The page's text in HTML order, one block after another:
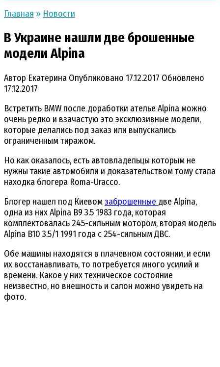
Главная » Новости
В Украине нашли две брошенные
модели Alpina
Автор Екатерина Опубликовано 17.12.2017 Обновлено
17.12.2017
Встретить BMW после доработки ателье Alpina можно
очень редко и взачастую это эксклюзивные модели,
которые делались под заказ или выпускались
ограниченным тиражом.
Но как оказалось, есть автовладельцы которым не
нужны такие автомобили и доказательством тому стала
находка блогера Roma-Uracco.
Блогер нашел под Киевомзаброшенные две Alpina,
одна из них Alpina B9 3.5 1983 года, которая
комплектовалась 245-сильным мотором, вторая модель
Alpina B10 3.5/1 1991 года с 254-сильным ДВС.
Обе машины находятся в плачевном состоянии, и если
их восстанавливать, то потребуется много усилий и
времени. Какое у них техническое состояние
неизвестно, но внешность и салон можно увидеть на
фото.